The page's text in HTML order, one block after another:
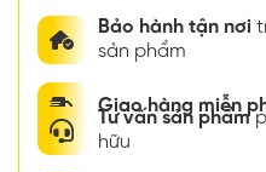
Bảo hành tận nơi
sản phẩm
Giao hàng miễn
Tư vấn sản phẩm
hữu